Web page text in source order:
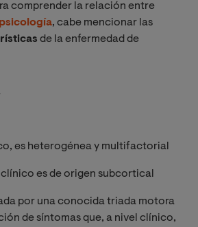
comprender la relación entre
, cabe mencionar las
de la enfermedad de
es heterogénea y multifactorial
es de origen subcortical
por una conocida triada motora
de síntomas que, a nivel clínico,